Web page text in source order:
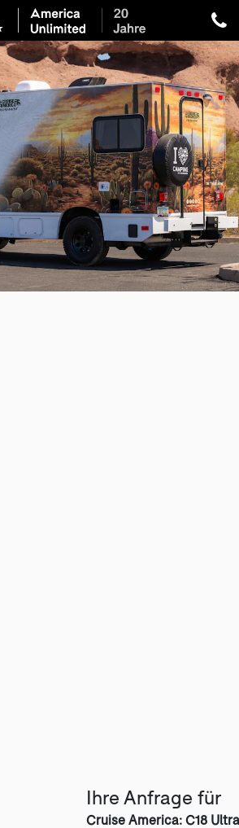
Ihre Anfrage für
Cruise America: C18